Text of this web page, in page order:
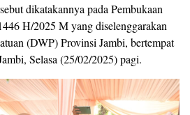
dikatakannya pada Pembukaan
H/2025 M yang diselenggarakan
(DWP) Provinsi Jambi, bertempat
Selasa (25/02/2025) pagi.